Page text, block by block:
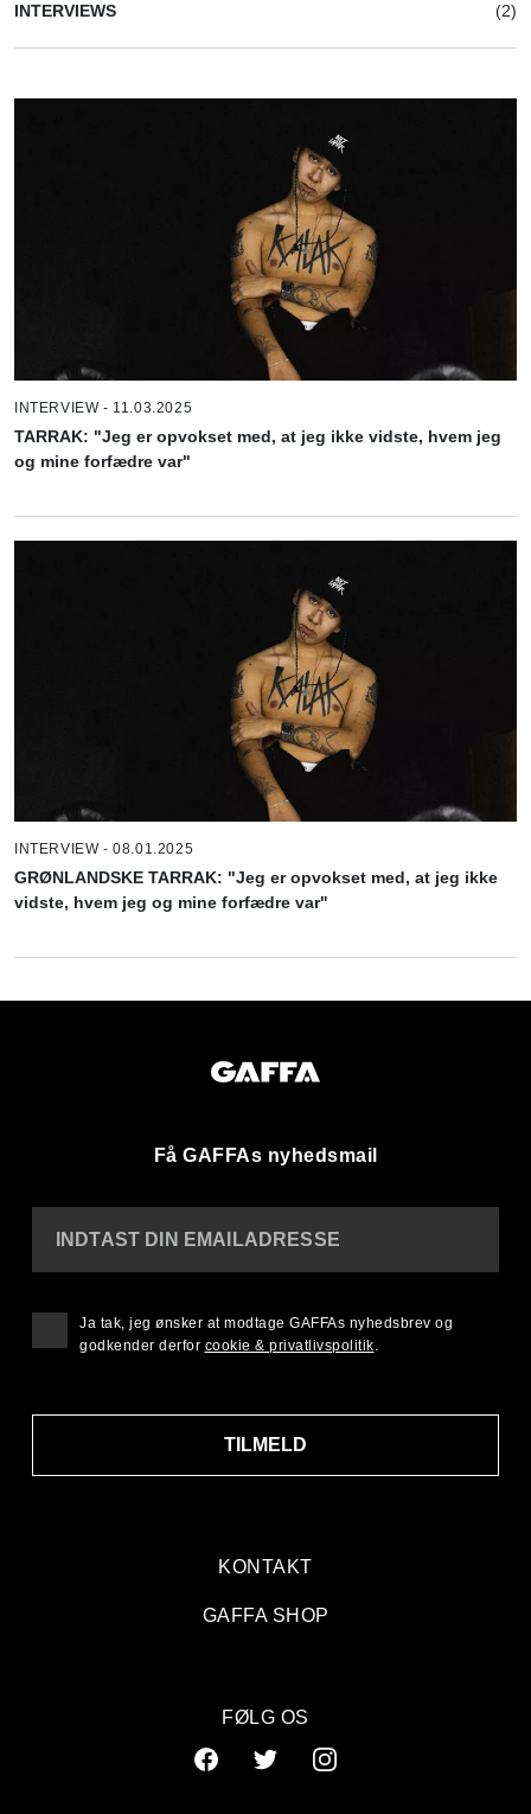
INTERVIEWS (2)
INTERVIEW - 11.03.2025
TARRAK: "Jeg er opvokset med, at jeg ikke vidste, hvem jeg
og mine forfædre var"
INTERVIEW - 08.01.2025
GRØNLANDSKE TARRAK: "Jeg er opvokset med, at jeg ikke
vidste, hvem jeg og mine forfædre var"
Få GAFFAs nyhedsmail
KONTAKT
GAFFA SHOP
INDTAST DIN EMAILADRESSE
TILMELD
Ja tak, jeg ønsker at modtage GAFFAs nyhedsbrev og
godkender derfor cookie & privatlivspolitik.
FØLG OS